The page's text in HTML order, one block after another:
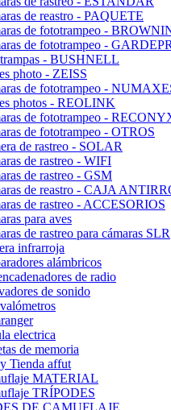
de reastro - PAQUETE
de fototrampeo -
de fototrampeo -
- BUSHNELL
photo - ZEISS
de fototrampeo -
photos - REOLINK
de fototrampeo -
de fototrampeo - OTROS
de rastreo - SOLAR
de rastreo - WIFI
de rastreo - GSM
de reastro - CAJA
de rastreo - ACCESORIOS
para aves
de rastreo para cámaras SLR
infrarroja
alámbricos
de radio
de sonido
electrica
de memoria
Tienda affut
MATERIAL
TRÍPODES
DE CAMUFLAJE